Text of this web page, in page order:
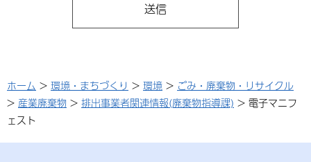
ホーム > 環境・まちづくり > 環境 > ごみ・廃棄物・リサイクル
> 産業廃棄物 > 排出事業者関連情報(廃棄物指導課) > 電子マニフ
ェスト